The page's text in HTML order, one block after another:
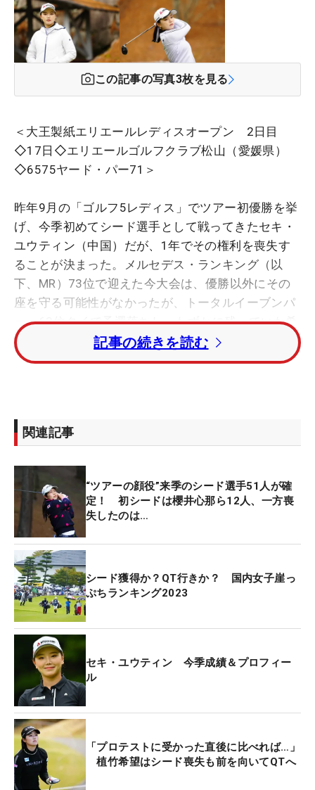
この記事の写真3枚を見る
＜大王製紙エリエールレディスオープン 2日目
◇17日◇エリエールゴルフクラブ松山（愛媛県）
◇6575ヤード・パー71＞
昨年9月の「ゴルフ5レディス」でツアー初優勝を挙
げ、今季初めてシード選手として戦ってきたセキ・
ユウティン（中国）だが、1年でその権利を喪失す
ることが決まった。メルセデス・ランキング（以
下、MR）73位で迎えた今大会は、優勝以外にその
座を守る可能性がなかったが、トータルイーブンパ
ー・63位タイで予選落ちし、わずかに残っていた希
望も絶たれることに。ラウンド後には「くやしいで
すね」と唇を噛んだ。
ただそれでオフにトレーニング、練習をしすぎて開
幕直後からプレーのリズムが合いませんでした」。
話す。日本ツアーには2017年から参戦。19年のプ
ロテストに合格し、昨年初優勝を挙げた。上昇カー
ブを描いてきたが、今季は26試合に出場し13試合で
予選落ち（棄権2）と苦しい一年になった。
だが、この経験は今後への学びになりそうだ。「ト
レーニングをやりすぎて逆効果になってしまった。
練習だけでなくメンタルや体調も大事」。しっかり
と状態も見ながら調整していくことの大事さを痛感
したようだ。28日からは最終QT（静岡県・葛城ゴ
ルフ倶楽部 宇刈C）も待っているが、「QTは一生懸
命頑張って、それが終わったら、まずはしっかり休
みたいですね」と、小休止を挟みオフに入る。
昨年のドライビングディスタンスが245.26ヤード
（14位）を記録するなど、近年は飛距離アップに取
り組んできた。しかし今季は234.94ヤード（71位）
記事の続きを読む
関連記事
“ツアーの顔役”来季のシード選手51人が確
定！ 初シードは櫻井心那ら12人、一方喪
失したのは…
シード獲得か？QT行きか？ 国内女子崖っ
ぷちランキング2023
セキ・ユウティン 今季成績＆プロフィー
ル
「プロテストに受かった直後に比べれば…」
植竹希望はシード喪失も前を向いてQTへ